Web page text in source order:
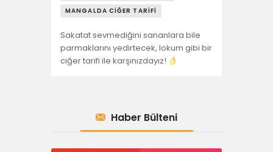
MANGALDA CIĞER TARIFI
Sakatat sevmediğini sananlara bile
parmaklarını yedirtecek, lokum gibi bir
ciğer tarifi ile karşınızdayız!
Haber Bülteni